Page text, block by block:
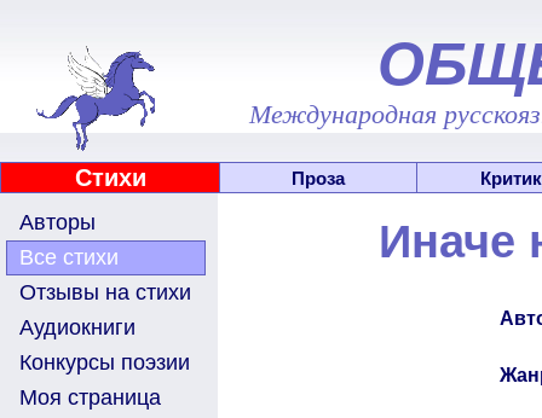
Международная
Стихи Проза
Авторы
Все стихи
Отзывы на стихи
Аудиокниги
Конкурсы поэзии
Моя страница
Иначе